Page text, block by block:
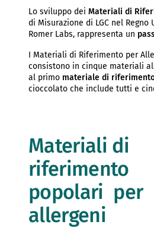
Lo sviluppo dei Materiali di
di Misurazione di LGC nel
Romer Labs, rappresenta un
I Materiali di Riferimento per
consistono in cinque materiali
al primo materiale di
cioccolato che include tutti e
Materiali di
riferimento
popolari per
allergeni